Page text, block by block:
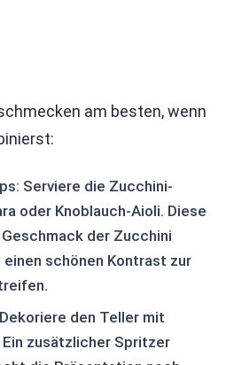
am besten, wenn
Serviere die Zucchini-
oder Knoblauch-Aioli. Diese
der Zucchini
schönen Kontrast zur
den Teller mit
zusätzlicher Spritzer